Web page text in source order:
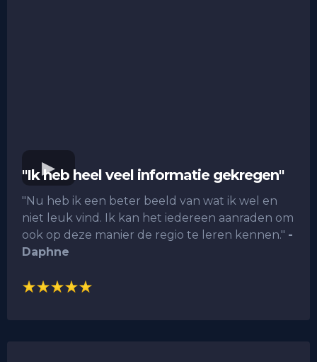
"Ik heb heel veel informatie gekregen"
"Nu heb ik een beter beeld van wat ik wel en
niet leuk vind. Ik kan het iedereen aanraden om
ook op deze manier de regio te leren kennen." -
Daphne